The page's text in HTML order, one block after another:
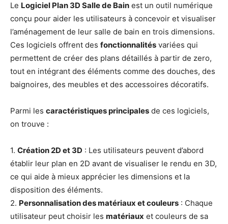
Le Logiciel Plan 3D Salle de Bain est un outil numérique
conçu pour aider les utilisateurs à concevoir et visualiser
l’aménagement de leur salle de bain en trois dimensions.
Ces logiciels offrent des fonctionnalités variées qui
permettent de créer des plans détaillés à partir de zero,
tout en intégrant des éléments comme des douches, des
baignoires, des meubles et des accessoires décoratifs.
Parmi les caractéristiques principales de ces logiciels,
on trouve :
1. Création 2D et 3D : Les utilisateurs peuvent d’abord
établir leur plan en 2D avant de visualiser le rendu en 3D,
ce qui aide à mieux apprécier les dimensions et la
disposition des éléments.
2. Personnalisation des matériaux et couleurs : Chaque
utilisateur peut choisir les matériaux et couleurs de sa